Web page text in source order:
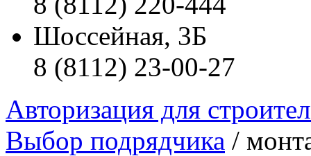
Шоссейная, 3Б
8 (8112) 23-00-27
Авторизация для
Выбор подрядчика /